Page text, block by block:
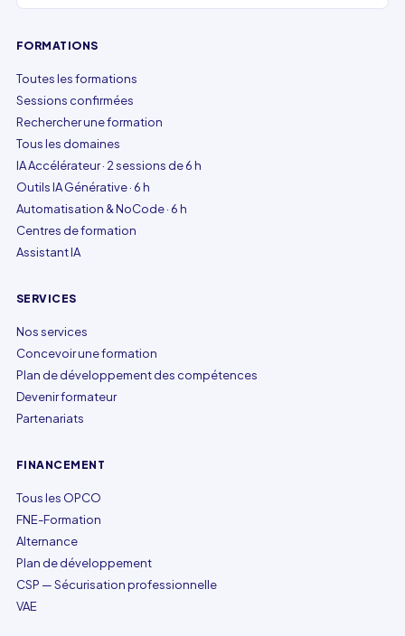
FORMATIONS
Toutes les formations
Sessions confirmées
Rechercher une formation
Tous les domaines
IA Accélérateur · 2 sessions de 6 h
Outils IA Générative · 6 h
Automatisation & NoCode · 6 h
Centres de formation
Assistant IA
SERVICES
Nos services
Concevoir une formation
Plan de développement des compétences
Devenir formateur
Partenariats
FINANCEMENT
Tous les OPCO
FNE-Formation
Alternance
Plan de développement
CSP — Sécurisation professionnelle
VAE